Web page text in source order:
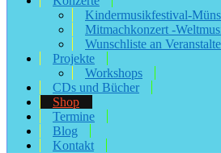
Kindermusikfestival-
Mitmachkonzert -
Wunschliste an
Projekte
Workshops
CDs und Bücher
Shop
Termine
Blog
Kontakt